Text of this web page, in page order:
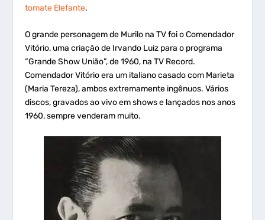
tomate Elefante.
O grande personagem de Murilo na TV foi o Comendador
Vitório, uma criação de Irvando Luiz para o programa
“Grande Show União”, de 1960, na TV Record.
Comendador Vitório era um italiano casado com Marieta
(Maria Tereza), ambos extremamente ingênuos. Vários
discos, gravados ao vivo em shows e lançados nos anos
1960, sempre venderam muito.